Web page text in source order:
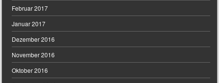
Februar 2017
Januar 2017
Dezember 2016
November 2016
Oktober 2016